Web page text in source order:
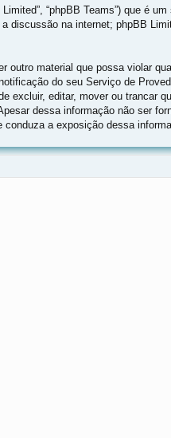
“phpBB Teams”) que é
discussão na internet; phpBB
material que possa violar
do seu Serviço de
excluir, editar, mover ou trancar
dessa informação não ser
conduza a exposição dessa